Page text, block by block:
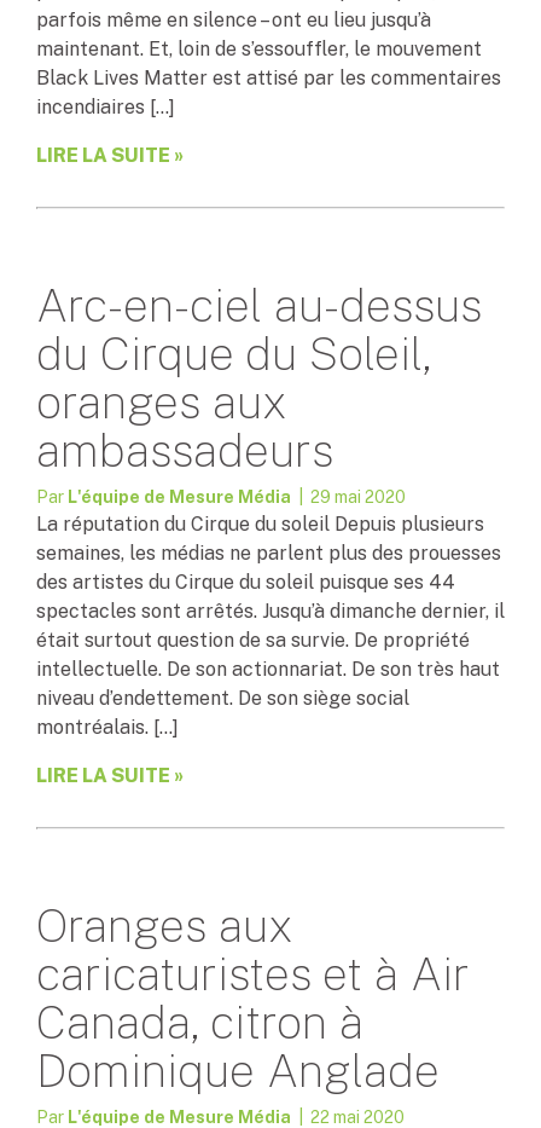
parfois même en silence – ont eu lieu jusqu’à
maintenant. Et, loin de s’essouffler, le mouvement
Black Lives Matter est attisé par les commentaires
incendiaires […]
LIRE LA SUITE »
Arc-en-ciel au-dessus
du Cirque du Soleil,
oranges aux
ambassadeurs
Par L'équipe de Mesure Média | 29 mai 2020
La réputation du Cirque du soleil Depuis plusieurs
semaines, les médias ne parlent plus des prouesses
des artistes du Cirque du soleil puisque ses 44
spectacles sont arrêtés. Jusqu’à dimanche dernier, il
était surtout question de sa survie. De propriété
intellectuelle. De son actionnariat. De son très haut
niveau d’endettement. De son siège social
montréalais. […]
LIRE LA SUITE »
Oranges aux
caricaturistes et à Air
Canada, citron à
Dominique Anglade
Par L'équipe de Mesure Média | 22 mai 2020